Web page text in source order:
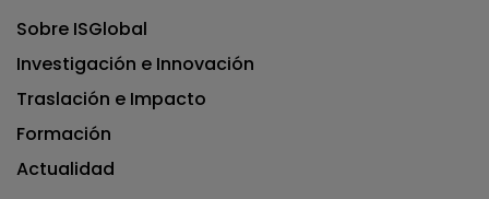
Sobre ISGlobal
Investigación e Innovación
Traslación e Impacto
Formación
Actualidad